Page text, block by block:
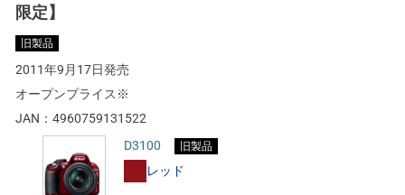
限定】
旧製品
2011年9月17日発売
オープンプライス※
JAN： 4960759131522
D3100
旧製品
レッド